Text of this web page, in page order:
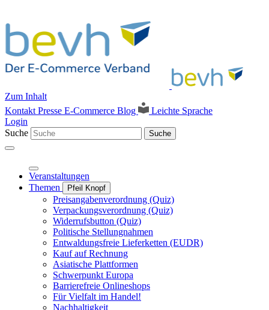
Zum Inhalt
Kontakt Presse E-Commerce Blog
Leichte Sprache
Login
Suche
Suche
Veranstaltungen
Themen
Pfeil Knopf
Preisangabenverordnung (Quiz)
Verpackungsverordnung (Quiz)
Widerrufsbutton (Quiz)
Politische Stellungnahmen
Entwaldungsfreie Lieferketten (EUDR)
Kauf auf Rechnung
Asiatische Plattformen
Schwerpunkt Europa
Barrierefreie Onlineshops
Für Vielfalt im Handel!
Nachhaltigkeit